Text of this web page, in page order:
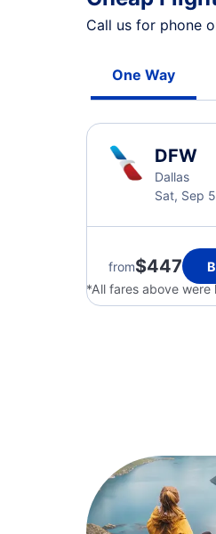
Call us for phone
One Way
DFW
Dallas
Sat, Sep 5
from$447
*All fares above were